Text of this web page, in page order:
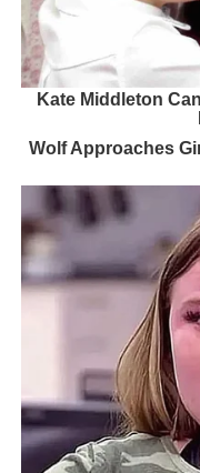
Kate Middleton
Wolf Approaches